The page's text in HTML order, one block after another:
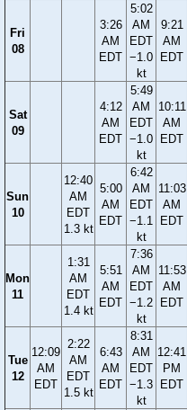
Fri
08
3:26
AM
EDT
5:02
AM
EDT
−1.0
kt
9:21
AM
EDT
Sat
09
4:12
AM
EDT
5:49
AM
EDT
−1.0
kt
10:11
AM
EDT
Sun
10
12:40
AM
EDT
1.3 kt
5:00
AM
EDT
6:42
AM
EDT
−1.1
kt
11:03
AM
EDT
Mon
11
1:31
AM
EDT
1.4 kt
5:51
AM
EDT
7:36
AM
EDT
−1.2
kt
11:53
AM
EDT
Tue
12
12:09
AM
EDT
2:22
AM
EDT
1.5 kt
6:43
AM
EDT
8:31
AM
EDT
−1.3
kt
12:41
PM
EDT